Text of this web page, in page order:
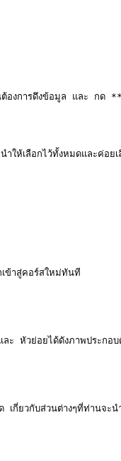
องการดึงข้อมูล และ
ให้เลือกไว้ทั้งหมดและค่อย
ข้าสู่คอร์สใหม่ทันที
ะ หัวย่อยได้ดังภาพประกอบ
กี่ยวกับส่วนต่างๆที่ท่านจะน